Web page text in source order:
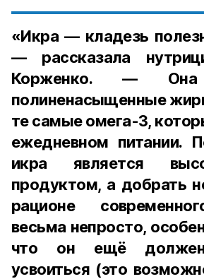
«Икра — кладезь
— рассказала
Корженко. — Она
полиненасыщенные
те самые омега-3,
ежедневном питании.
икра является
продуктом, а добрать
рационе
весьма непросто,
что он ещё должен
усвоиться (это